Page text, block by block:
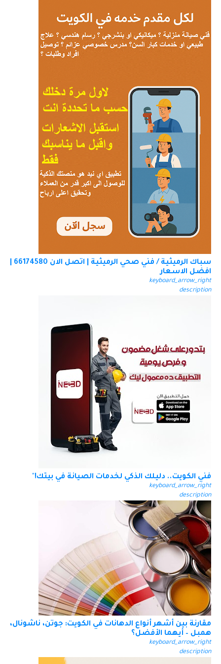
افضل الاسعار
keyboard_arrow_right
description
فني الكويت.. دليلك الذكي لخدمات الصيانة في بيتك!"
keyboard_arrow_right
description
مقارنة بين أشهر أنواع الدهانات في الكويت: جوتن، ناشونال،
همبل – أيهما الأفضل؟
keyboard_arrow_right
description